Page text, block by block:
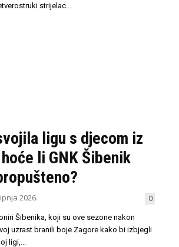
Mihovil. Četverostruki strijelac...
ligu s djecom iz
li GNK Šibenik
2026. 0
Šibenika, koji su ove sezone nakon
uzrast branili boje Zagore kako bi izbjegli
ligi,...